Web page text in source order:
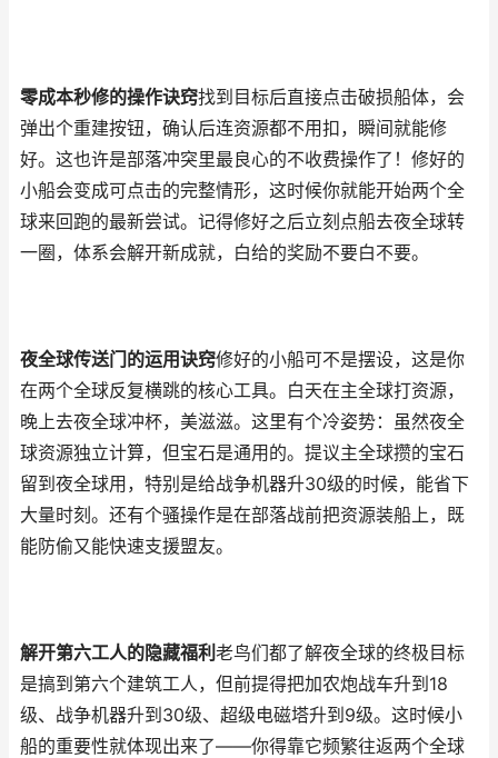
零成本秒修的操作诀窍找到目标后直接点击破损船体，会
弹出个重建按钮，确认后连资源都不用扣，瞬间就能修
好。这也许是部落冲突里最良心的不收费操作了！修好的
小船会变成可点击的完整情形，这时候你就能开始两个全
球来回跑的最新尝试。记得修好之后立刻点船去夜全球转
一圈，体系会解开新成就，白给的奖励不要白不要。
夜全球传送门的运用诀窍修好的小船可不是摆设，这是你
在两个全球反复横跳的核心工具。白天在主全球打资源，
晚上去夜全球冲杯，美滋滋。这里有个冷姿势：虽然夜全
球资源独立计算，但宝石是通用的。提议主全球攒的宝石
留到夜全球用，特别是给战争机器升30级的时候，能省下
大量时刻。还有个骚操作是在部落战前把资源装船上，既
能防偷又能快速支援盟友。
解开第六工人的隐藏福利 老鸟们都了解夜全球的终极目标
是搞到第六个建筑工人，但前提得把加农炮战车升到18
级、战争机器升到30级、超级电磁塔升到9级。这时候小
船的重要性就体现出来了——你得靠它频繁往返两个全球